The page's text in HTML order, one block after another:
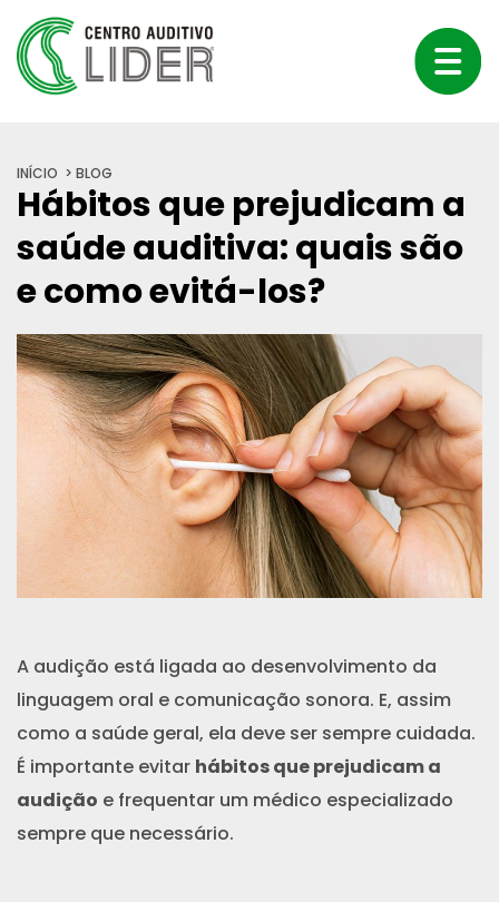
INÍCIO BLOG
Hábitos que prejudicam a
saúde auditiva: quais são
e como evitá-los?
A audição está ligada ao desenvolvimento da
linguagem oral e comunicação sonora. E, assim
como a saúde geral, ela deve ser sempre cuidada.
É importante evitar hábitos que prejudicam a
audição e frequentar um médico especializado
sempre que necessário.